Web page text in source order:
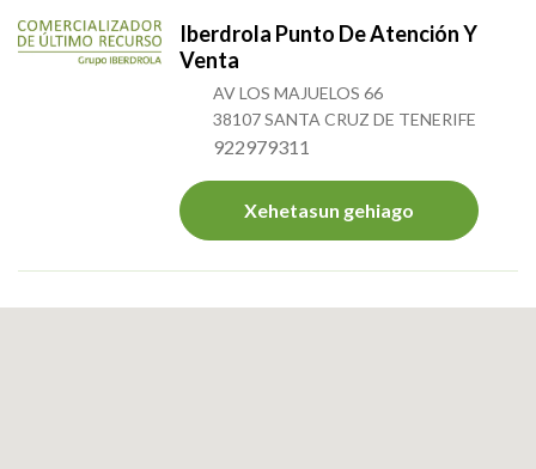
Iberdrola Punto De Atención Y
Venta
AV LOS MAJUELOS 66
38107 SANTA CRUZ DE TENERIFE
922979311
Xehetasun gehiago